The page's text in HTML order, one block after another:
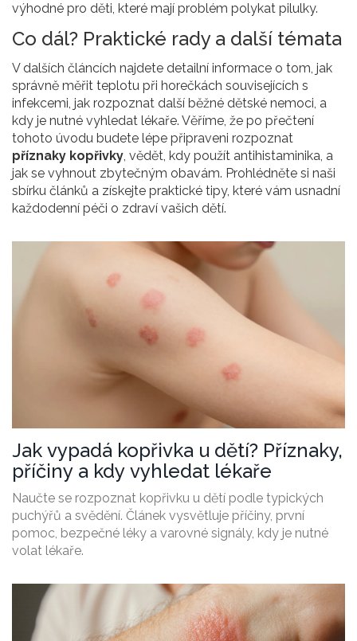
výhodné pro děti, které mají problém polykat pilulky.
Co dál? Praktické rady a další témata
V dalších článcích najdete detailní informace o tom, jak
správně měřit teplotu při horečkách souvisejících s
infekcemi, jak rozpoznat další běžné dětské nemoci, a
kdy je nutné vyhledat lékaře. Věříme, že po přečtení
tohoto úvodu budete lépe připraveni rozpoznat
příznaky kopřivky, vědět, kdy použít antihistaminika, a
jak se vyhnout zbytečným obavám. Prohlédněte si naši
sbírku článků a získejte praktické tipy, které vám usnadní
každodenní péči o zdraví vašich dětí.
Jak vypadá kopřivka u dětí? Příznaky,
příčiny a kdy vyhledat lékaře
Naučte se rozpoznat kopřivku u dětí podle typických
puchýřů a svědění. Článek vysvětluje příčiny, první
pomoc, bezpečné léky a varovné signály, kdy je nutné
volat lékaře.